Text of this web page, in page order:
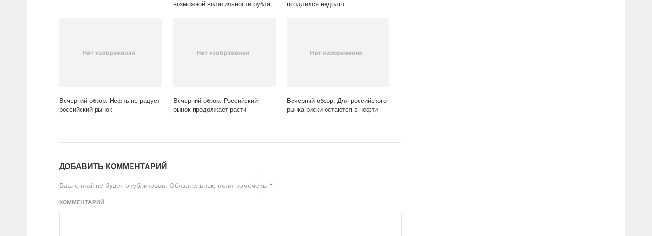
возможной волатильности рубля
продлился недолго
Вечерний обзор. Нефть не радует
российский рынок
Вечерний обзор. Российский
рынок продолжает расти
Вечерний обзор. Для российского
рынка риски остаются в нефти
ДОБАВИТЬ КОММЕНТАРИЙ
Ваш e-mail не будет опубликован. Обязательные поля помечены *
КОММЕНТАРИЙ